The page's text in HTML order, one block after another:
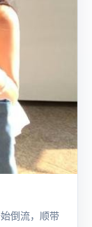
倒流，顺带